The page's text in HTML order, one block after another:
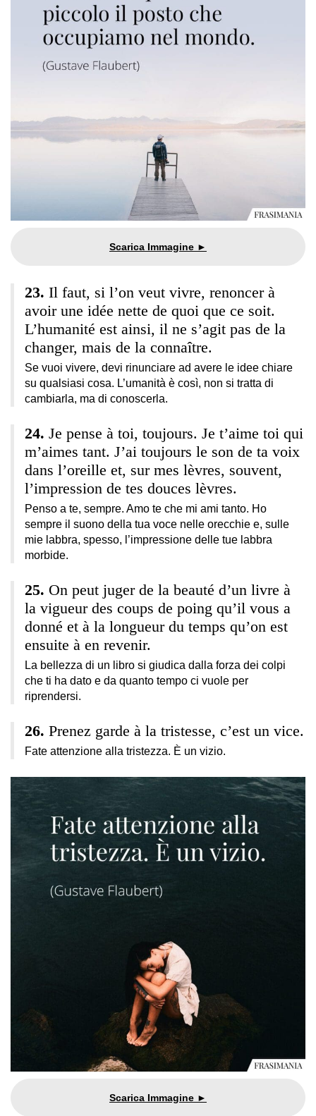
Il faut, si l’on veut vivre, renoncer à
avoir une idée nette de quoi que ce soit.
L’humanité est ainsi, il ne s’agit pas de la
changer, mais de la connaître.
Se vuoi vivere, devi rinunciare ad avere le idee chiare
su qualsiasi cosa. L’umanità è così, non si tratta di
cambiarla, ma di conoscerla.
Je pense à toi, toujours. Je t’aime toi qui
m’aimes tant. J’ai toujours le son de ta voix
dans l’oreille et, sur mes lèvres, souvent,
l’impression de tes douces lèvres.
Penso a te, sempre. Amo te che mi ami tanto. Ho
sempre il suono della tua voce nelle orecchie e, sulle
mie labbra, spesso, l’impressione delle tue labbra
morbide.
On peut juger de la beauté d’un livre à
la vigueur des coups de poing qu’il vous a
donné et à la longueur du temps qu’on est
ensuite à en revenir.
La bellezza di un libro si giudica dalla forza dei colpi
che ti ha dato e da quanto tempo ci vuole per
riprendersi.
Prenez garde à la tristesse, c’est un vice.
Fate attenzione alla tristezza. È un vizio.